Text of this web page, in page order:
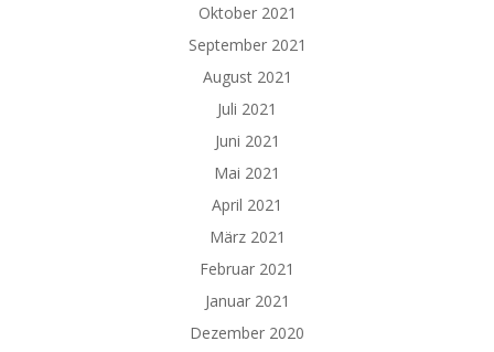
Oktober 2021
September 2021
August 2021
Juli 2021
Juni 2021
Mai 2021
April 2021
März 2021
Februar 2021
Januar 2021
Dezember 2020